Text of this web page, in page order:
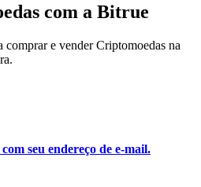
com a Bitrue
comprar e vender Criptomoedas na
seu endereço de e-mail.